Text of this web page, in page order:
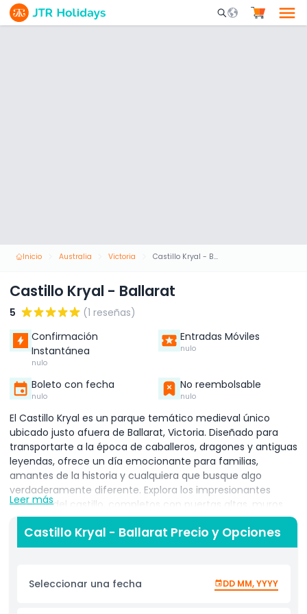
Mobile Search
Inicio Australia Victoria Castillo Kryal - Ballarat
Castillo Kryal - Ballarat
5
(1 reseñas)
Confirmación
Instantánea
nulo
Entradas Móviles
nulo
Boleto con fecha
nulo
No reembolsable
nulo
El Castillo Kryal es un parque temático medieval único
ubicado justo afuera de Ballarat, Victoria. Diseñado para
transportarte a la época de caballeros, dragones y antiguas
leyendas, ofrece un día emocionante para familias,
amantes de la historia y cualquiera que busque algo
verdaderamente diferente. Explora los impresionantes
terrenos del castillo, completos con puertas altas, muros
de piedra, puentes levadizos y una aldea medieval
completamente recreada. Pasea por calles adoquinadas y
adéntrate en un mundo donde la Edad Media cobra vida.
valientes caballeros y participa en actividades divertidas e
interactivas como clases de esgrima y sesiones de
Leer más
Castillo Kryal - Ballarat Precio y Opciones
Seleccionar una fecha DD MM, YYYY